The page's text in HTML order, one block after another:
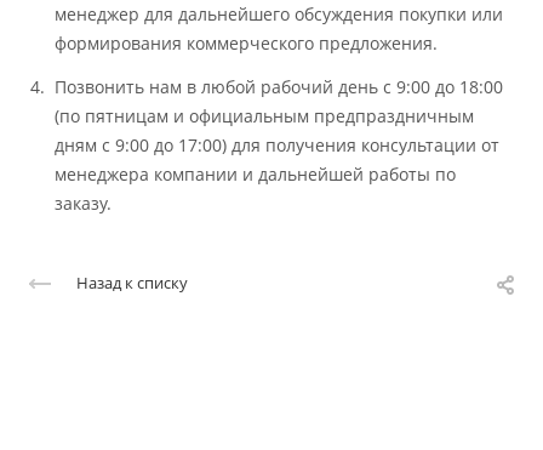
менеджер для дальнейшего обсуждения покупки или
формирования коммерческого предложения.
Позвонить нам в любой рабочий день с 9:00 до 18:00
(по пятницам и официальным предпраздничным
дням с 9:00 до 17:00) для получения консультации от
менеджера компании и дальнейшей работы по
заказу.
Назад к списку